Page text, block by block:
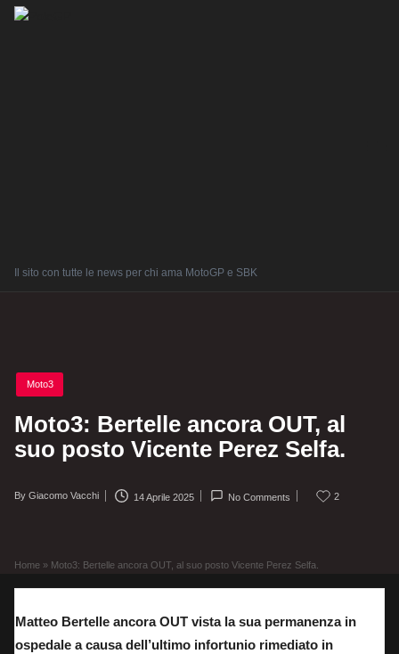
Il sito con tutte le news per chi ama MotoGP e SBK
Posted
in
Moto3
Moto3: Bertelle ancora OUT, al
suo posto Vicente Perez Selfa.
Posted
By Giacomo Vacchi 14 Aprile 2025 No Comments 2
Home » Moto3: Bertelle ancora OUT, al suo posto Vicente Perez Selfa.
Matteo Bertelle ancora OUT vista la sua permanenza in
ospedale a causa dell’ultimo infortunio rimediato in